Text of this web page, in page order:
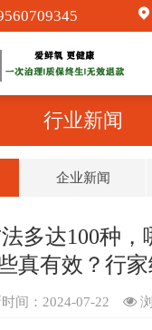
行业新闻
企业新闻
多达100种，
真有效？行
时间：2024-07-22